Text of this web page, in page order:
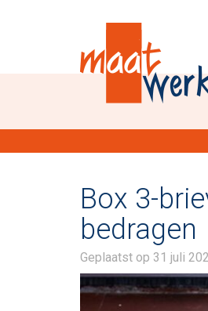
Box 3-
bedragen
Geplaatst op 31 juli